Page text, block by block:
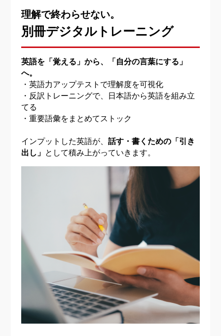
理解で終わらせない。
別冊デジタルトレーニング
英語を「覚える」から、「自分の言葉にする」
へ。
・英語力アップテストで理解度を可視化
・反訳トレーニングで、日本語から英語を組み立
てる
・重要語彙をまとめてストック
インプットした英語が、 話す・書くための「引き
出し」
として積み上がっていきます。